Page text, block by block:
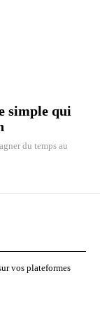
simple qui
du temps au
vos plateformes